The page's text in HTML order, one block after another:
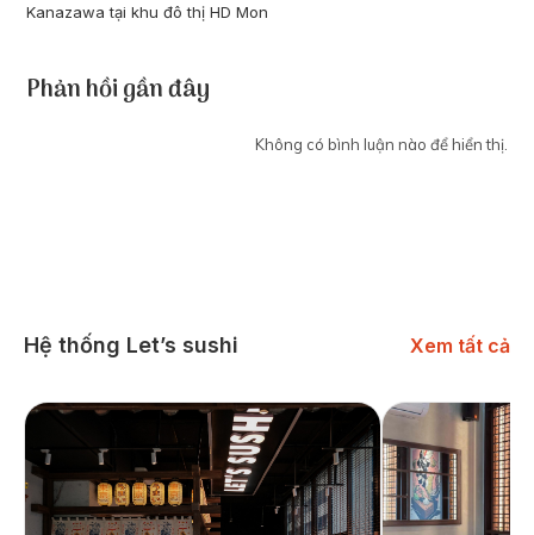
Kanazawa tại khu đô thị HD Mon
Phản hồi gần đây
Không có bình luận nào để hiển thị.
Hệ thống Let’s sushi Xem tất cả